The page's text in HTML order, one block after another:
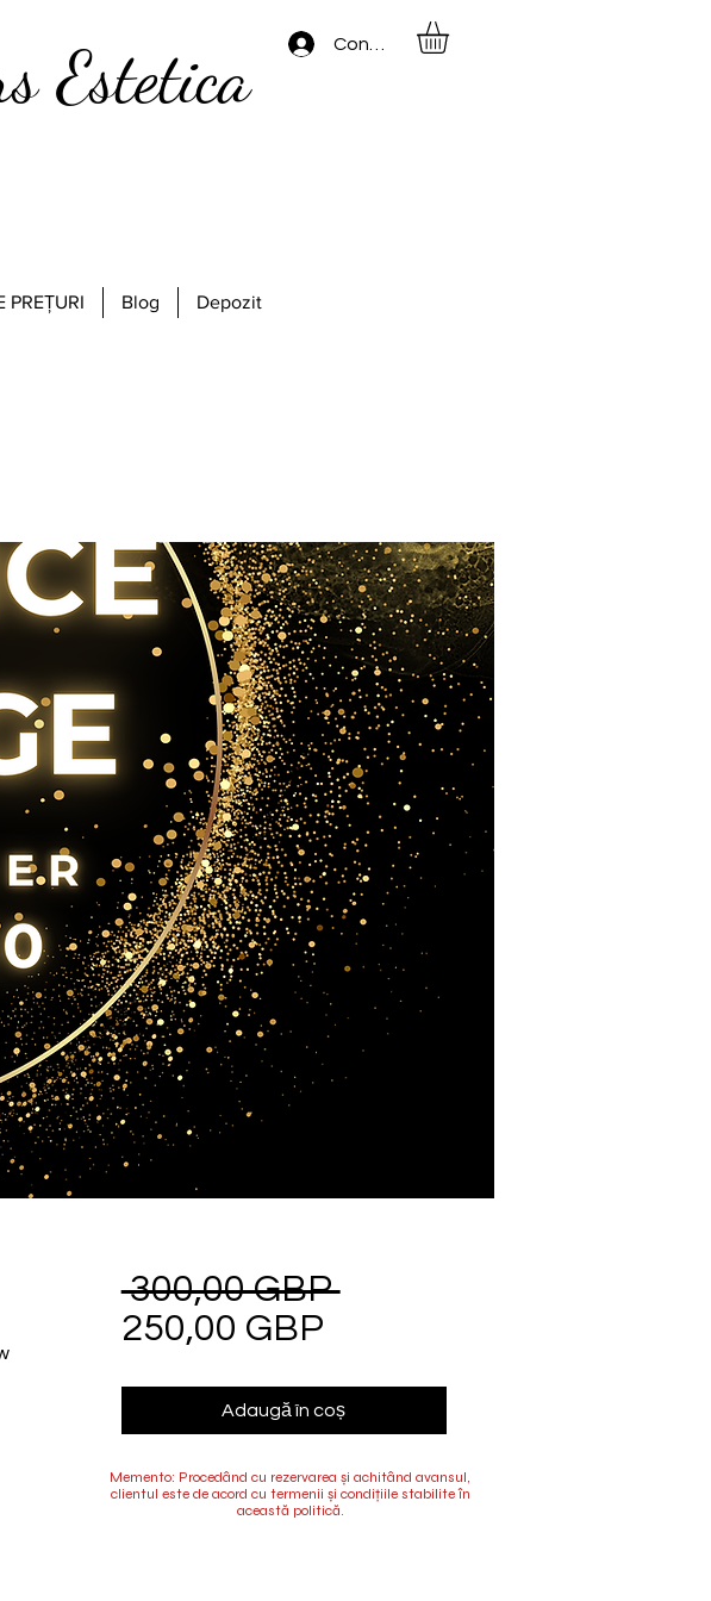
Estetica Conectează-te
PREȚURI Blog Depozit
300,00 GBP Preț
250,00 GBPPreț
Adaugă în coș
Memento: Procedând cu rezervarea și achitând avansul,
clientul este de acord cu termenii și condițiile stabilite în
această politică.